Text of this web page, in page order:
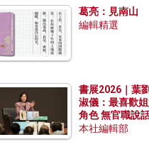
葛亮：見南山
編輯精選
書展2026｜葉劉
淑儀：最喜歡
角色 無官職說
包袱少
本社編輯部